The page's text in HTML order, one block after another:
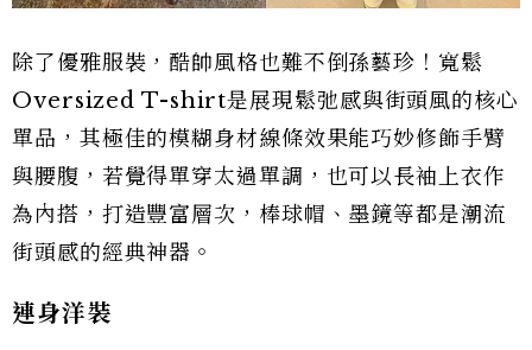
除了優雅服裝，酷帥風格也難不倒孫藝珍！寬鬆
Oversized T-shirt是展現鬆弛感與街頭風的核心
單品，其極佳的模糊身材線條效果能巧妙修飾手臂
與腰腹，若覺得單穿太過單調，也可以長袖上衣作
為內搭，打造豐富層次，棒球帽、墨鏡等都是潮流
街頭感的經典神器。
連身洋裝